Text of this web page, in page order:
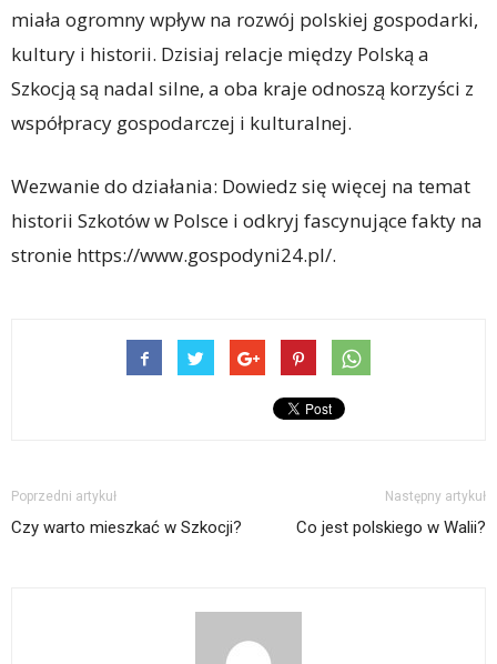
miała ogromny wpływ na rozwój polskiej gospodarki,
kultury i historii. Dzisiaj relacje między Polską a
Szkocją są nadal silne, a oba kraje odnoszą korzyści z
współpracy gospodarczej i kulturalnej.
Wezwanie do działania: Dowiedz się więcej na temat
historii Szkotów w Polsce i odkryj fascynujące fakty na
stronie https://www.gospodyni24.pl/.
Poprzedni artykuł
Czy warto mieszkać w Szkocji?
Następny artykuł
Co jest polskiego w Walii?